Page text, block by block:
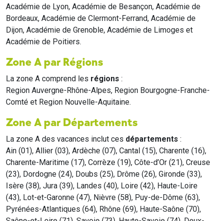
Académie de Lyon, Académie de Besançon, Académie de
Bordeaux, Académie de Clermont-Ferrand, Académie de
Dijon, Académie de Grenoble, Académie de Limoges et
Académie de Poitiers.
Zone A par Régions
La zone A comprend les régions :
Region Auvergne-Rhône-Alpes, Region Bourgogne-Franche-
Comté et Region Nouvelle-Aquitaine.
Zone A par Départements
La zone A des vacances inclut ces départements :
Ain (01), Allier (03), Ardèche (07), Cantal (15), Charente (16),
Charente-Maritime (17), Corrèze (19), Côte-d’Or (21), Creuse
(23), Dordogne (24), Doubs (25), Drôme (26), Gironde (33),
Isère (38), Jura (39), Landes (40), Loire (42), Haute-Loire
(43), Lot-et-Garonne (47), Nièvre (58), Puy-de-Dôme (63),
Pyrénées-Atlantiques (64), Rhône (69), Haute-Saône (70),